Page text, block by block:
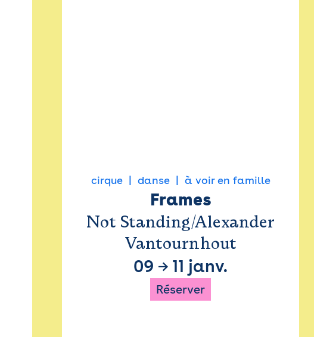
cirque danse à voir en famille
Frames
Not Standing/Alexander
Vantournhout
09 → 11 janv.
Réserver